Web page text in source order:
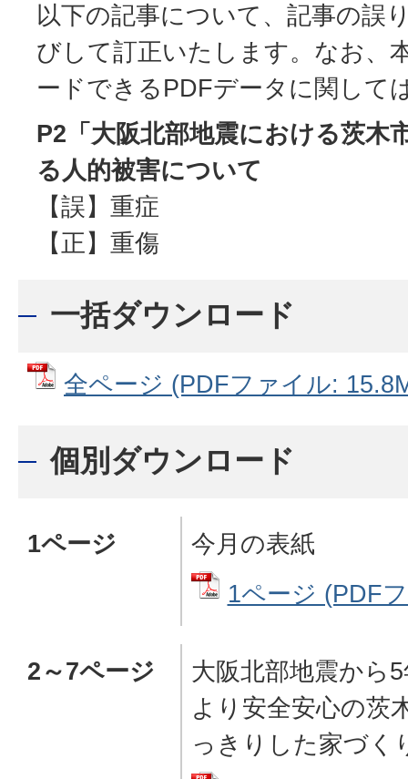
以下の記事について、記事の誤
びして訂正いたします。なお、
ードできるPDFデータに関して
P2「大阪北部地震における茨木
る人的被害について
【誤】重症
【正】重傷
一括ダウンロード
全ページ (PDFファイル:
個別ダウンロード
1ページ
今月の表紙
1ページ (PDF
2～7ページ
大阪北部地震から
より安全安心の茨
っきりした家づく